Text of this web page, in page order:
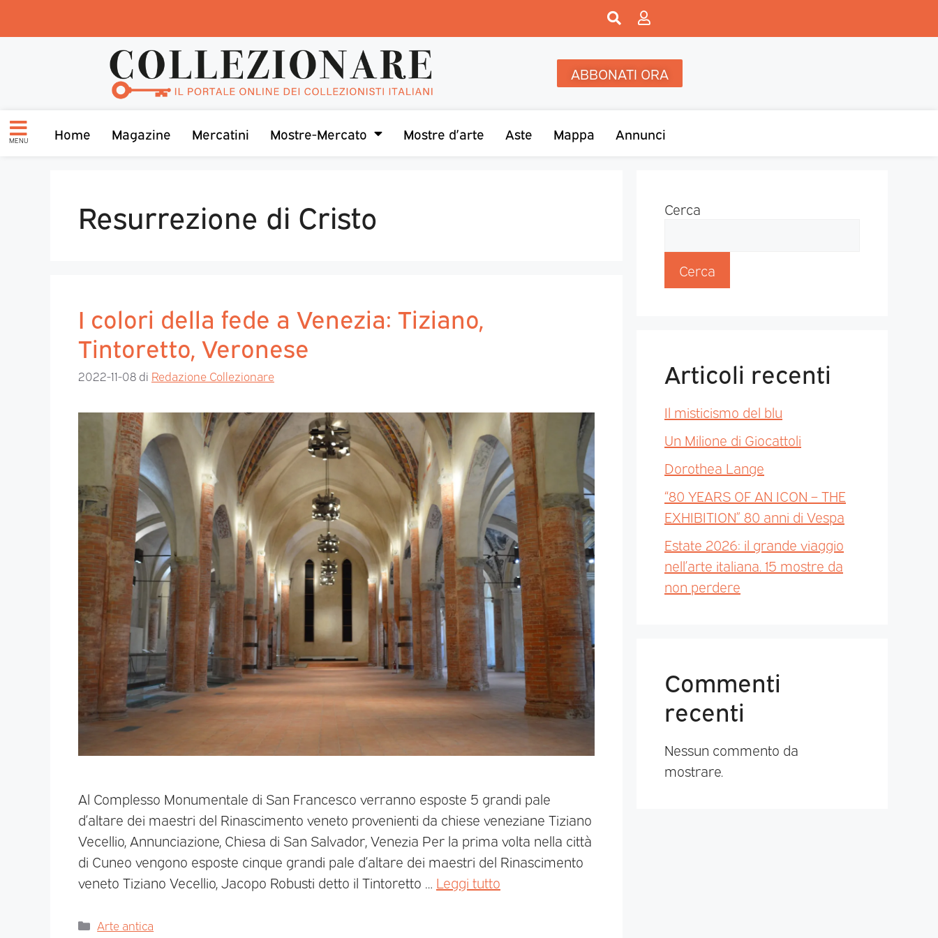
ABBONATI ORA
MENU Home Magazine Mercatini Mostre-Mercato Mostre d’arte Aste Mappa Annunci
Resurrezione di Cristo
I colori della fede a Venezia: Tiziano,
Tintoretto, Veronese
2022-11-08 di Redazione Collezionare
Al Complesso Monumentale di San Francesco verranno esposte 5 grandi pale
d’altare dei maestri del Rinascimento veneto provenienti da chiese veneziane Tiziano
Vecellio, Annunciazione, Chiesa di San Salvador, Venezia Per la prima volta nella città
di Cuneo vengono esposte cinque grandi pale d’altare dei maestri del Rinascimento
veneto Tiziano Vecellio, Jacopo Robusti detto il Tintoretto … Leggi tutto
Arte antica
Cerca
Cerca
Articoli recenti
Il misticismo del blu
Un Milione di Giocattoli
Dorothea Lange
“80 YEARS OF AN ICON – THE
EXHIBITION” 80 anni di Vespa
Estate 2026: il grande viaggio
nell’arte italiana. 15 mostre da
non perdere
Commenti
recenti
Nessun commento da
mostrare.